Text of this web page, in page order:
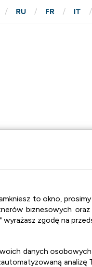
to okno,
biznesowych
zgodę na
danych
RU FR IT